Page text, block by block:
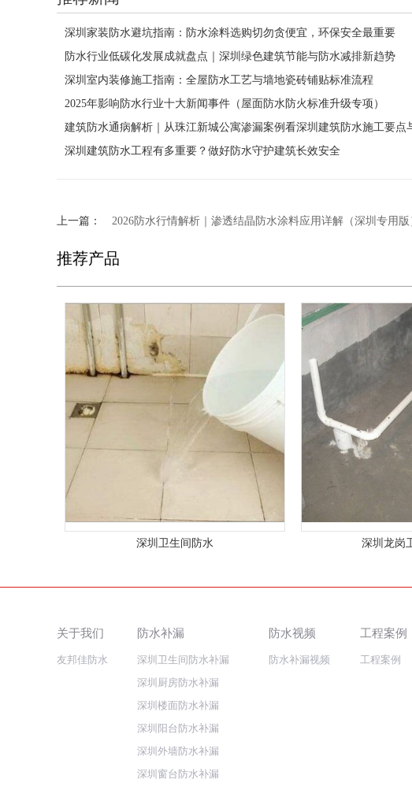
深圳家装防水避坑指南：防水涂料选购切勿贪便宜，环保安全最重要
防水行业低碳化发展成就盘点｜深圳绿色建筑节能与防水减排新趋势
深圳室内装修施工指南：全屋防水工艺与墙地瓷砖铺贴标准流程
2025年影响防水行业十大新闻事件（屋面防水防火标准升级专项）
建筑防水通病解析｜从珠江新城公寓渗漏案例看深圳建筑防水施工要点
深圳建筑防水工程有多重要？做好防水守护建筑长效安全
上一篇： 2026防水行情解析｜渗透结晶防水涂料应用详解（深圳专用版
推荐产品
深圳卫生间防水 深圳龙岗
关于我们
友邦佳防水
防水补漏
深圳卫生间防水补漏
深圳厨房防水补漏
深圳楼面防水补漏
深圳阳台防水补漏
深圳外墙防水补漏
深圳窗台防水补漏
防水视频
防水补漏视频
工程案例
工程案例